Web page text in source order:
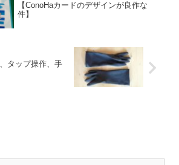
【ConoHaカードのデザインが良作な
件】
タップ操作、手